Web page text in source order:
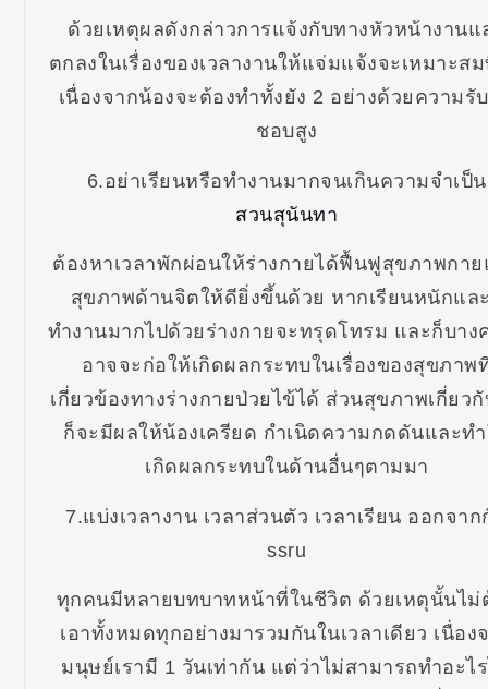
ด้วยเหตุผลดังกล่าวการแจ้งกับทางหัวหน้างานแ
ตกลงในเรื่องของเวลางานให้แจ่มแจ้งจะเหมาะส
เนื่องจากน้องจะต้องทำทั้งยัง 2 อย่างด้วยความรั
ชอบสูง
6.อย่าเรียนหรือทำงานมากจนเกินความจำเป็น
สวนสุนันทา
ต้องหาเวลาพักผ่อนให้ร่างกายได้ฟื้นฟูสุขภาพกา
สุขภาพด้านจิตให้ดียิ่งขึ้นด้วย หากเรียนหนักแล
ทำงานมากไปด้วยร่างกายจะทรุดโทรม และก็บาง
อาจจะก่อให้เกิดผลกระทบในเรื่องของสุขภาพ
เกี่ยวข้องทางร่างกายป่วยไข้ได้ ส่วนสุขภาพเกี่ยว
ก็จะมีผลให้น้องเครียด กำเนิดความกดดันและท
เกิดผลกระทบในด้านอื่นๆตามมา
7.แบ่งเวลางาน เวลาส่วนตัว เวลาเรียน ออกจา
ssru
ทุกคนมีหลายบทบาทหน้าที่ในชีวิต ด้วยเหตุนั้นไม่
เอาทั้งหมดทุกอย่างมารวมกันในเวลาเดียว เนื่อง
มนุษย์เรามี 1 วันเท่ากัน แต่ว่าไม่สามารถทำอะไ